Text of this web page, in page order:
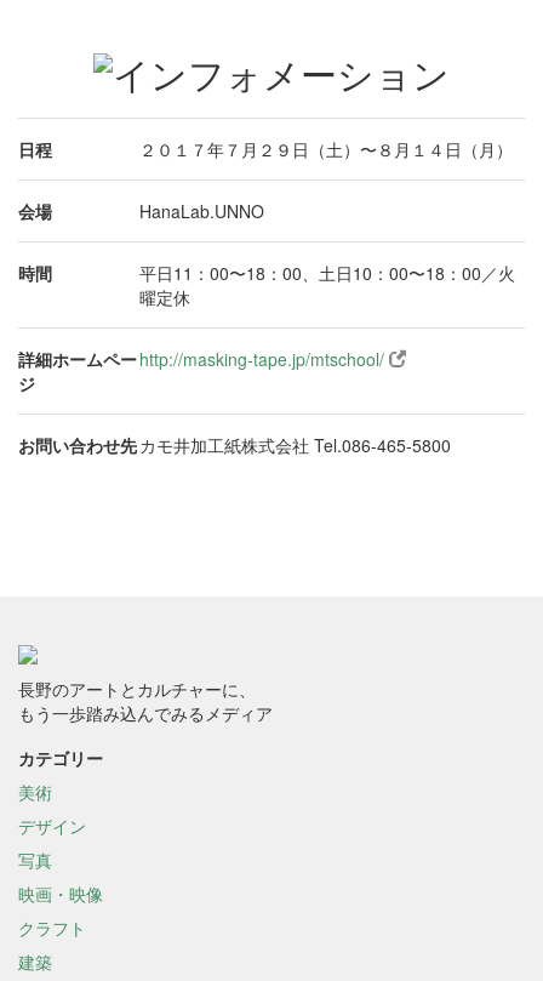
日程 ２０１７年７月２９日（土）〜８月１４日（月）
会場 HanaLab.UNNO
時間
平日11：00〜18：00、土日10：00〜18：00／火
曜定休
詳細ホームペー
ジ
http://masking-tape.jp/mtschool/
お問い合わせ先カモ井加工紙株式会社 Tel.086-465-5800
長野のアートとカルチャーに、
もう一歩踏み込んでみるメディア
カテゴリー
美術
デザイン
写真
映画・映像
クラフト
建築